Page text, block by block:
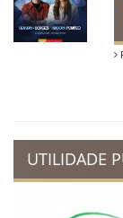
UTILIDADE